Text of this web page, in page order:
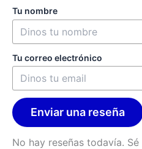
Tu nombre
Tu correo electrónico
Enviar una reseña
No hay reseñas todavía.